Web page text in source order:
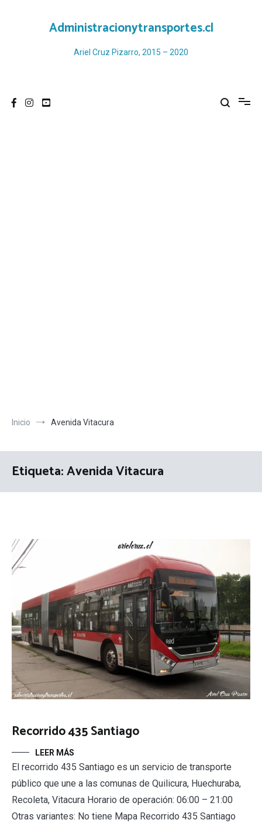
Administracionytransportes.cl
Ariel Cruz Pizarro, 2015 – 2020
Inicio Avenida Vitacura
Etiqueta:Avenida Vitacura
Recorrido 435 Santiago
LEER MÁS
El recorrido 435 Santiago es un servicio de transporte
público que une a las comunas de Quilicura, Huechuraba,
Recoleta, Vitacura Horario de operación: 06:00 – 21:00
Otras variantes: No tiene Mapa Recorrido 435 Santiago